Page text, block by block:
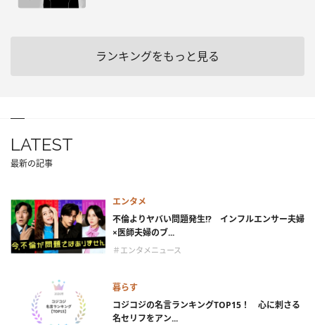
ランキングをもっと見る
LATEST
最新の記事
エンタメ
不倫よりヤバい問題発生!? インフルエンサー夫婦
×医師夫婦のブ...
＃エンタメニュース
暮らす
コジコジの名言ランキングTOP15！ 心に刺さる
名セリフをアン...